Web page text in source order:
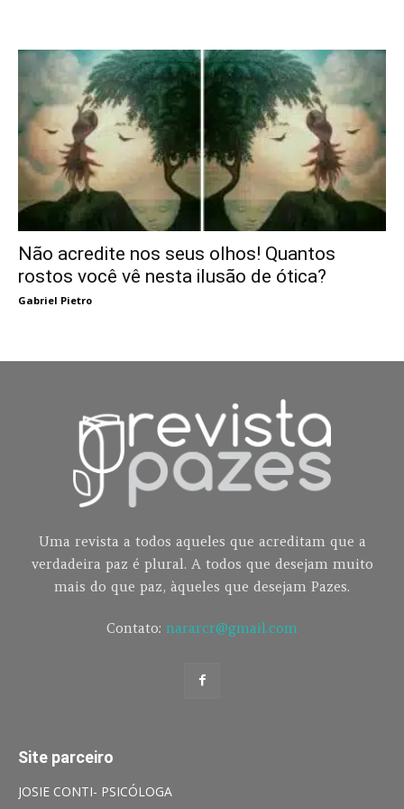
Não acredite nos seus olhos! Quantos
rostos você vê nesta ilusão de ótica?
Gabriel Pietro
Uma revista a todos aqueles que acreditam que a
verdadeira paz é plural. A todos que desejam muito
mais do que paz, àqueles que desejam Pazes.
Contato: nararcr@gmail.com
Site parceiro
JOSIE CONTI- PSICÓLOGA